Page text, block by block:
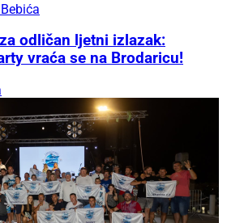
odličan ljetni izlazak:
vraća se na Brodaricu!